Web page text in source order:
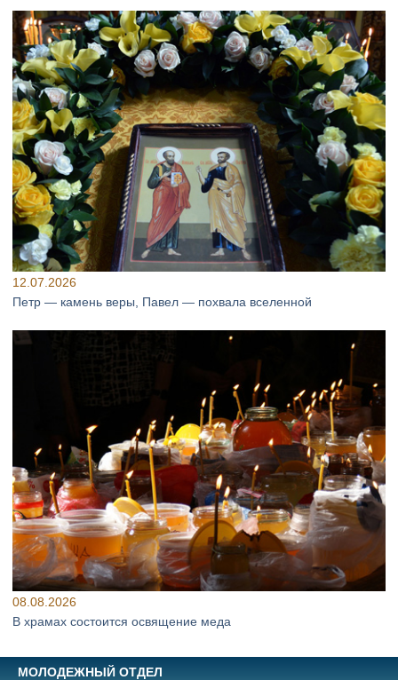
12.07.2026
Петр — камень веры, Павел — похвала вселенной
08.08.2026
В храмах состоится освящение меда
МОЛОДЕЖНЫЙ ОТДЕЛ